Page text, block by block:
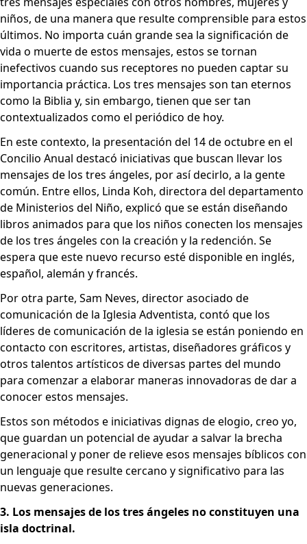
niños, de una manera que resulte comprensible para estos
últimos. No importa cuán grande sea la significación de
vida o muerte de estos mensajes, estos se tornan
inefectivos cuando sus receptores no pueden captar su
importancia práctica. Los tres mensajes son tan eternos
como la Biblia y, sin embargo, tienen que ser tan
contextualizados como el periódico de hoy.
En este contexto, la presentación del 14 de octubre en el
Concilio Anual destacó iniciativas que buscan llevar los
mensajes de los tres ángeles, por así decirlo, a la gente
común. Entre ellos, Linda Koh, directora del departamento
de Ministerios del Niño, explicó que se están diseñando
libros animados para que los niños conecten los mensajes
de los tres ángeles con la creación y la redención. Se
espera que este nuevo recurso esté disponible en inglés,
español, alemán y francés.
Por otra parte, Sam Neves, director asociado de
comunicación de la Iglesia Adventista, contó que los
líderes de comunicación de la iglesia se están poniendo en
contacto con escritores, artistas, diseñadores gráficos y
otros talentos artísticos de diversas partes del mundo
para comenzar a elaborar maneras innovadoras de dar a
conocer estos mensajes.
Estos son métodos e iniciativas dignas de elogio, creo yo,
que guardan un potencial de ayudar a salvar la brecha
generacional y poner de relieve esos mensajes bíblicos con
un lenguaje que resulte cercano y significativo para las
nuevas generaciones.
3. Los mensajes de los tres ángeles no constituyen una
isla doctrinal.